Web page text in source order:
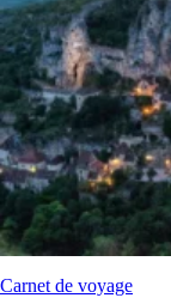
Carnet de voyage